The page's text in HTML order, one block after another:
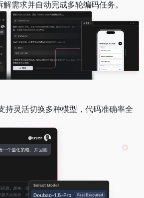
需求并自动完成多轮编码任务。
持灵活切换多种模型，代码准确率全